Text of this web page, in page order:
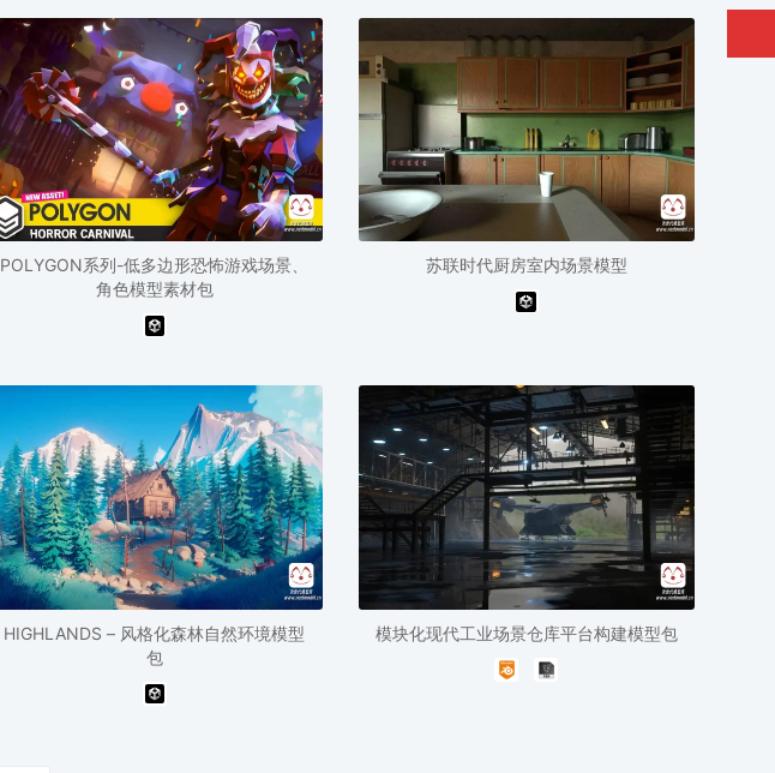
POLYGON系列-低多边形恐怖游戏场景、
角色模型素材包
苏联时代厨房室内场景模型
HIGHLANDS – 风格化森林自然环境模型
包
模块化现代工业场景仓库平台构建模型包